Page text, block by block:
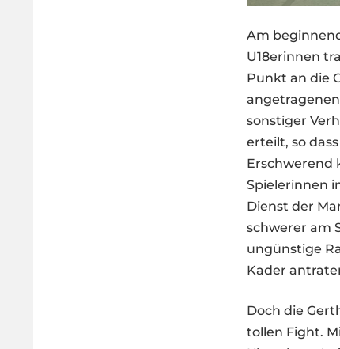
Am
U18erinnen
Punkt an die
sonstiger
erteilt, so
Erschwerend
Spielerinnen
Dienst der
schwerer am
ungünstige
Kader
Doch die
tollen Fight.